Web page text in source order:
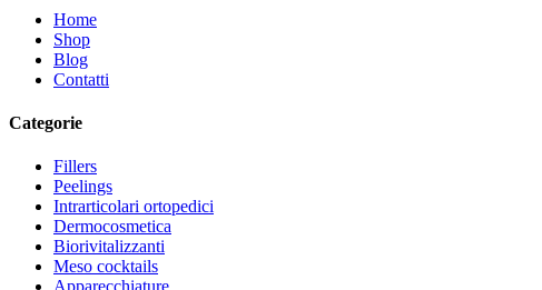
Home
Shop
Blog
Contatti
Categorie
Fillers
Peelings
Intrarticolari ortopedici
Dermocosmetica
Biorivitalizzanti
Meso cocktails
Apparecchiature